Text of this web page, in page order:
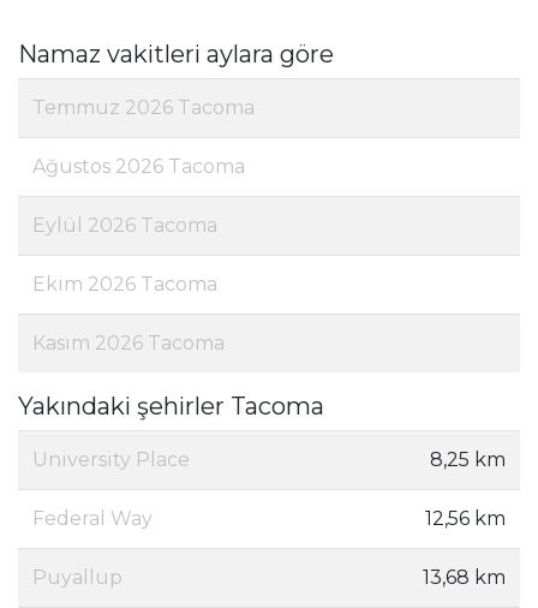
Namaz vakitleri aylara göre
Temmuz 2026 Tacoma
Ağustos 2026 Tacoma
Eylül 2026 Tacoma
Ekim 2026 Tacoma
Kasım 2026 Tacoma
Yakındaki şehirler Tacoma
University Place 8,25 km
Federal Way 12,56 km
Puyallup 13,68 km